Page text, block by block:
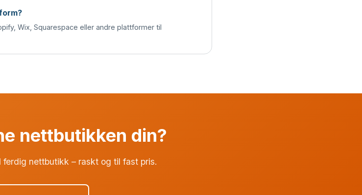
Wix, Squarespace eller andre plattformer til
nettbutikken din?
nettbutikk – raskt og til fast pris.